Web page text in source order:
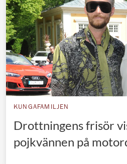
Belgiska
Jordanska
Luxemburgska
Japanska
Thailändska
Marockanska
KUNGAFAMILJEN
Drottningens frisör
pojkvännen på